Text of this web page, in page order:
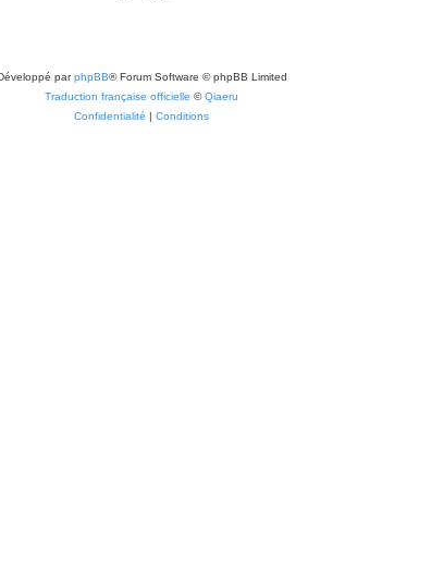
parphpBB® Forum Software © phpBB Limited
Traduction française officielle ©Qiaeru
Confidentialité | Conditions